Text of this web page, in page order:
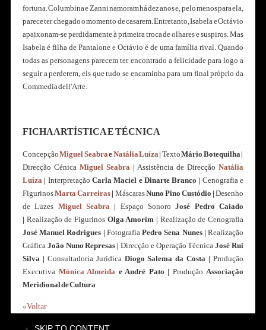
fortuna. Columbina e Zanni namoram há dez anos e, pelo menos para ela,
parece ter chegado o momento de casarem. Entretanto, Isabela e Octávio
apaixonam-se perdidamente à primeira troca de olhares e suspiros. Mas
Isabela é filha de Pantalone e Octávio é de uma família rival. Quando
todas as personagens parecem ter encontrado a felicidade para logo a
seguir a perderem, eis que tudo se encaminha para um final próprio da
Commedia dell'Arte.
FICHA ARTÍSTICA E TÉCNICA
ConcepçãoMiguel SeabraeNatália Luíza| TextoMário Botequilha|
Direcção Cénica Miguel Seabra |Assistência de Direcção Natália
Luíza | Interpretação Carla Maciel e Dinarte Branco | Cenografia e
FigurinosMarta Carreiras | MáscarasNuno Pino Custódio |Desenho
de Luzes Miguel Seabra | Espaço SonoroJosé Pedro Caiado
| Realização de Figurinos Olga Amorim | Realização de Cenografia
José Manuel Rodrigues | FotografiaPedro Sena Nunes |Realização
Gráfica João Nuno Represas |Direcção e Operação TécnicaJosé Rui
Silva | Consultadoria Jurídica Diogo Salema da Costa |Produção
Executiva Mónica Almeida e André Pato | Produção Associação
Meridional de Cultura
«Voltar